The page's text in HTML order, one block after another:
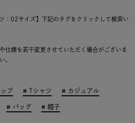
：02サイズ】下記のタグをクリックして検索い
仕様を若干変更させていただく場合がございま
。
プ Tシャツ カジュアル
バッグ 帽子